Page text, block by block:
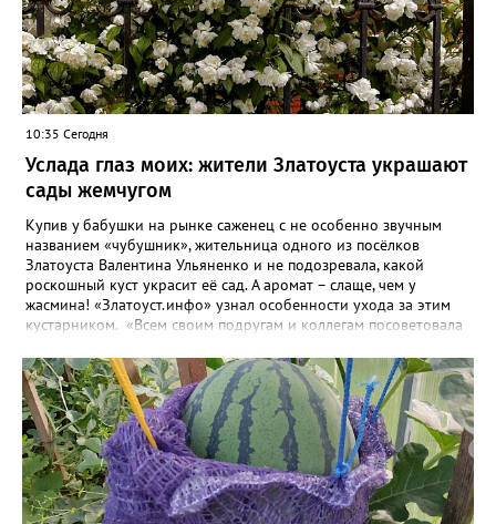
10:35 Сегодня
Услада глаз моих: жители Златоуста украшают
сады жемчугом
Купив у бабушки на рынке саженец с не особенно звучным
названием «чубушник», жительница одного из посёлков
Златоуста Валентина Ульяненко и не подозревала, какой
роскошный куст украсит её сад. А аромат – слаще, чем у
жасмина! «Златоуст.инфо» узнал особенности ухода за этим
кустарником. «Всем своим подругам и коллегам посоветовала
городе всё больше, - рассказала нашему порталу Валентина. – У
меня растёт, на мой взгляд, самый красивый сорт – «Жемчуг».
Моему кусту (на фото) четыре года, достаточно компактный.
Махровые цветки - диаметром шесть сантиметров. Цветёт в
июле не менее трёх недель. Oчень ароматный, что редко
встречается у сортовых особeй. Не бойтесь подстригать - он
это любит. Если не знаете, чем украсить свой сад, сажайте
чубушник, не пожалеете!». «Жемчужные» цветы Валентина